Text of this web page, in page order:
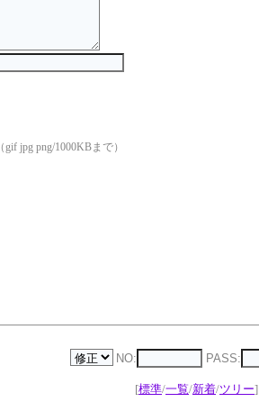
（gif jpg png/1000KBまで）
NO:
PASS:
[標準/一覧/新着/ツリー]